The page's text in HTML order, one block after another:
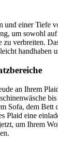
einer Tiefe
um sowohl
zu verbreiten.
handhaben
an Ihrem
Sofa, dem Bett
Plaid eine
um Ihrem